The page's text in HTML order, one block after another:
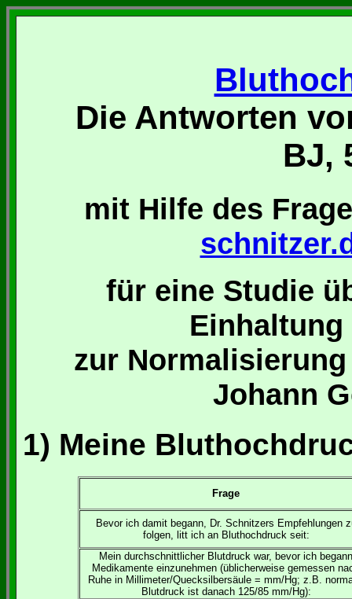
Die Antworten
BJ,
mit Hilfe des
für eine Studie
Einhaltung
zur
Johann
1) Meine
Frage
Bevor ich damit begann, Dr. Schnitzers Empfehlungen
folgen, litt ich an Bluthochdruck seit:
Mein durchschnittlicher Blutdruck war, bevor ich begann
Medikamente einzunehmen (üblicherweise gemessen
Ruhe in Millimeter/Quecksilbersäule = mm/Hg; z.B.
Blutdruck ist danach 125/85 mm/Hg):